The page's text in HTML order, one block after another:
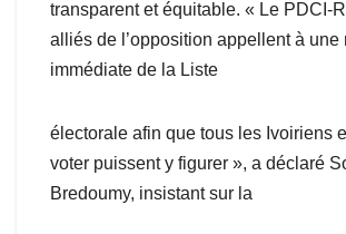
transparent et équitable. « Le PDCI-
alliés de l’opposition appellent à une
immédiate de la Liste
électorale afin que tous les Ivoiriens
voter puissent y figurer », a déclaré
Bredoumy, insistant sur la